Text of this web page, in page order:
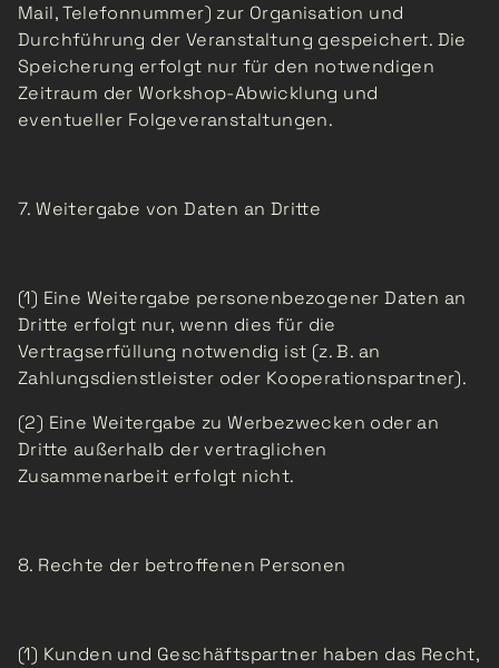
Mail, Telefonnummer) zur Organisation und
Durchführung der Veranstaltung gespeichert. Die
Speicherung erfolgt nur für den notwendigen
Zeitraum der Workshop-Abwicklung und
eventueller Folgeveranstaltungen.
7. Weitergabe von Daten an Dritte
(1) Eine Weitergabe personenbezogener Daten an
Dritte erfolgt nur, wenn dies für die
Vertragserfüllung notwendig ist (z. B. an
Zahlungsdienstleister oder Kooperationspartner).
(2) Eine Weitergabe zu Werbezwecken oder an
Dritte außerhalb der vertraglichen
Zusammenarbeit erfolgt nicht.
8. Rechte der betroffenen Personen
(1) Kunden und Geschäftspartner haben das Recht,